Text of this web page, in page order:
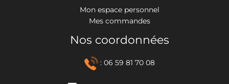
Mon espace personnel
Mes commandes
Nos coordonnées
: 06 59 81 70 08